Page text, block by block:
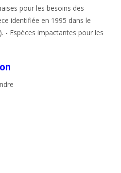
pour les besoins des
identifiée en 1995 dans le
- Espèces impactantes pour les